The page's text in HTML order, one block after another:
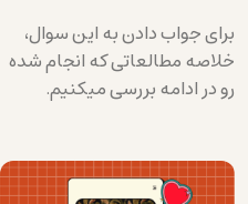
برای جواب دادن به این سوال،
خلاصه مطالعاتی که انجام شده
رو در ادامه بررسی میکنیم.